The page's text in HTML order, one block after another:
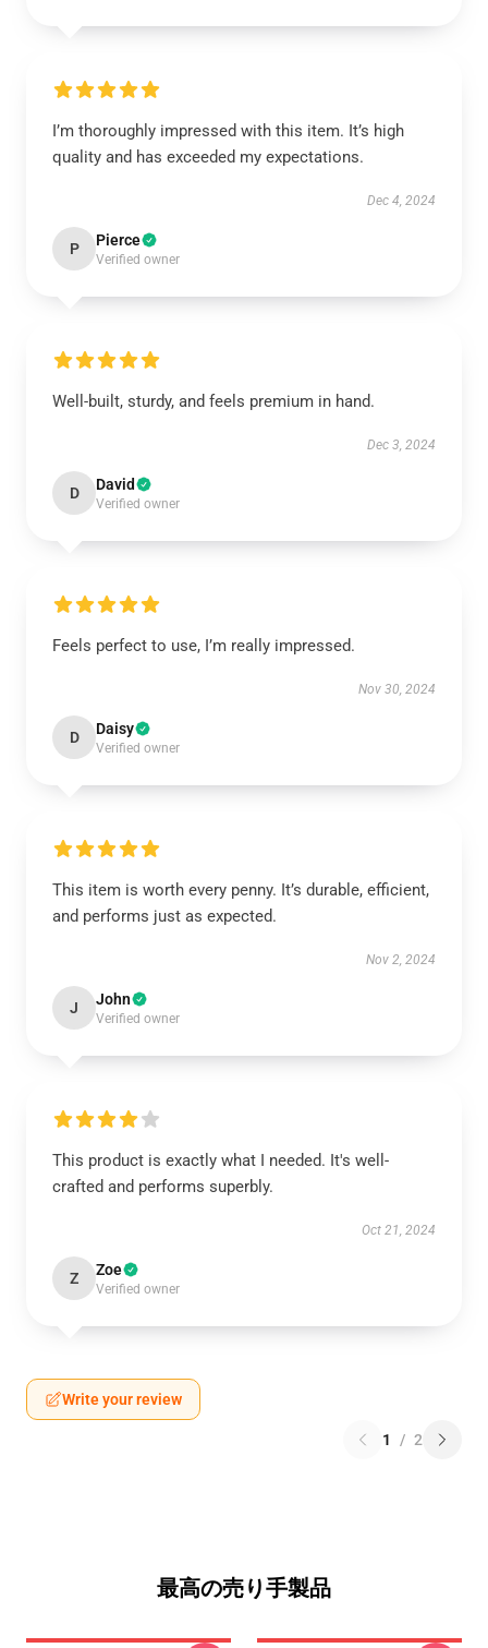
I’m thoroughly impressed with this item. It’s high
quality and has exceeded my expectations.
Dec 4, 2024
P Pierce
Verified owner
Well-built, sturdy, and feels premium in hand.
Dec 3, 2024
D David
Verified owner
Feels perfect to use, I’m really impressed.
Nov 30, 2024
D Daisy
Verified owner
This item is worth every penny. It’s durable, efficient,
and performs just as expected.
Nov 2, 2024
J John
Verified owner
This product is exactly what I needed. It's well-
crafted and performs superbly.
Oct 21, 2024
Z Zoe
Verified owner
Write your review
1 / 2
最高の売り手製品